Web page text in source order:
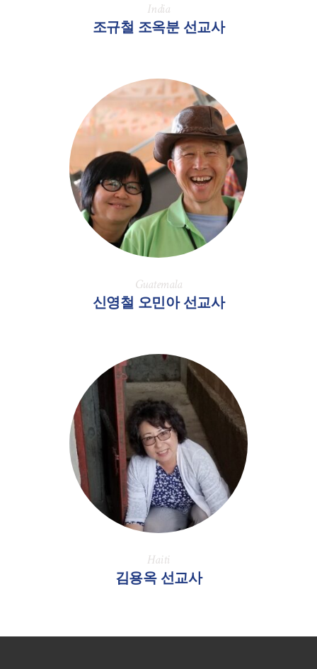
India
조규철 조옥분 선교사
Guatemala
신영철 오민아 선교사
Haiti
김용옥 선교사